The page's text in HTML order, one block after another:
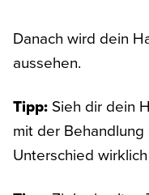
Danach wird dein
aussehen.
Tipp: Sieh dir dein
mit der
Unterschied